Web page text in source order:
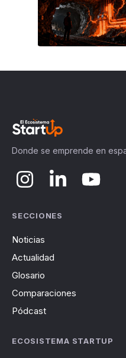
Donde se emprende en
SECCIONES
Noticias
Actualidad
Glosario
Comparaciones
Pódcast
ECOSISTEMA STARTUP